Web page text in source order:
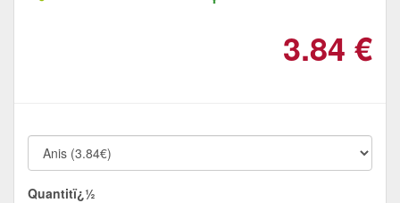
3.84 €
Quantitï¿½